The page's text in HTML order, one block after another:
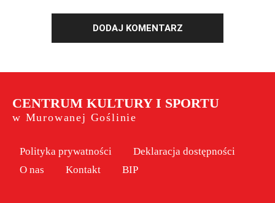
CENTRUM KULTURY I SPORTU
w Murowanej Goślinie
Polityka prywatności
Deklaracja dostępności
O nas
Kontakt BIP